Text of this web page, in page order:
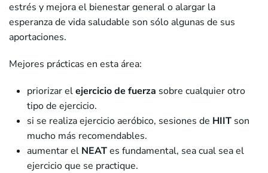
estrés y mejora el bienestar general o alargar la
esperanza de vida saludable son sólo algunas de sus
aportaciones.
Mejores prácticas en esta área:
priorizar elejercicio de fuerza sobre cualquier otro
tipo de ejercicio.
si se realiza ejercicio aeróbico, sesiones de HIIT son
mucho más recomendables.
aumentar el NEATes fundamental, sea cual sea el
ejercicio que se practique.